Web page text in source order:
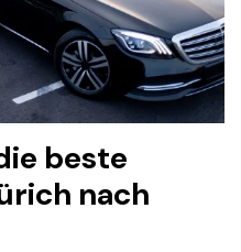
beste
nach